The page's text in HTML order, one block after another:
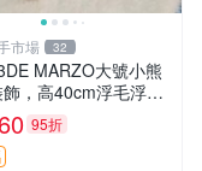
市場 32
MARZO大號小熊
，高40cm浮毛浮
觀後再拍。二手收藏請
13DE MARZO 二手
裝飾
95折